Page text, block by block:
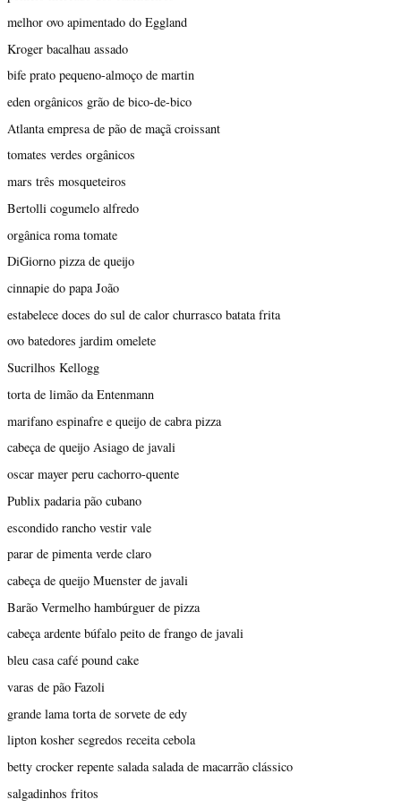
melhor ovo apimentado do Eggland
Kroger bacalhau assado
bife prato pequeno-almoço de martin
eden orgânicos grão de bico-de-bico
Atlanta empresa de pão de maçã croissant
tomates verdes orgânicos
mars três mosqueteiros
Bertolli cogumelo alfredo
orgânica roma tomate
DiGiorno pizza de queijo
cinnapie do papa João
estabelece doces do sul de calor churrasco batata frita
ovo batedores jardim omelete
Sucrilhos Kellogg
torta de limão da Entenmann
marifano espinafre e queijo de cabra pizza
cabeça de queijo Asiago de javali
oscar mayer peru cachorro-quente
Publix padaria pão cubano
escondido rancho vestir vale
parar de pimenta verde claro
cabeça de queijo Muenster de javali
Barão Vermelho hambúrguer de pizza
cabeça ardente búfalo peito de frango de javali
bleu casa café pound cake
varas de pão Fazoli
grande lama torta de sorvete de edy
lipton kosher segredos receita cebola
betty crocker repente salada salada de macarrão clássico
salgadinhos fritos